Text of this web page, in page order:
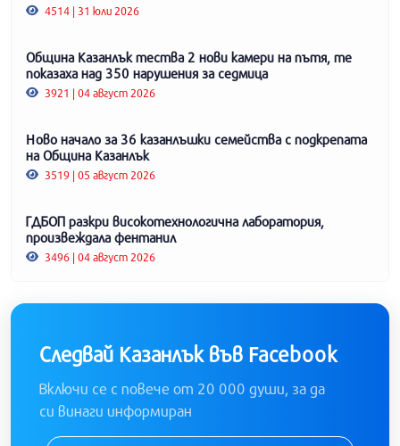
4514 | 31 юли 2026
Община Казанлък тества 2 нови камери на пътя, те
показаха над 350 нарушения за седмица
3921 | 04 август 2026
Ново начало за 36 казанлъшки семейства с подкрепата
на Община Казанлък
3519 | 05 август 2026
ГДБОП разкри високотехнологична лаборатория,
произвеждала фентанил
3496 | 04 август 2026
Следвай Казанлък във Facebook
Включи се с повече от 20 000 души, за да
си винаги информиран